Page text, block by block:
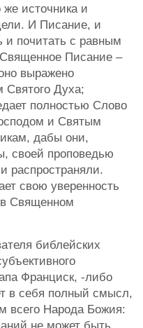
же источника и
И Писание, и
и почитать с равным
Писание –
выражено
Святого Духа;
полностью Слово
и Святым
дабы они,
своей проповедью
распространяли.
свою уверенность
в Священном
библейских
Франциск, -либо
в себя полный смысл,
всего Народа Божия: